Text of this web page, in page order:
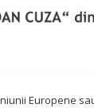
Europene